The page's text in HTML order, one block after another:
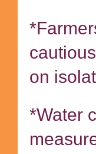
on
*Water